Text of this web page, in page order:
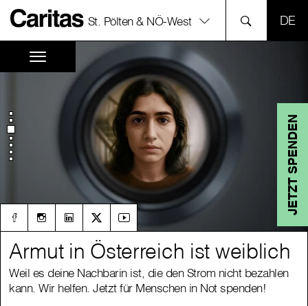
St. Pölten & NÖ-West
JETZT SPENDEN
Armut in Österreich ist weiblich
Weil es deine Nachbarin ist, die den Strom nicht bezahlen
kann. Wir helfen. Jetzt für Menschen in Not spenden!
Armut in Österreich ist weiblich
Weil es deine Nachbarin ist, die den Strom nicht bezahlen
kann. Wir helfen. Jetzt für Menschen in Not spenden!